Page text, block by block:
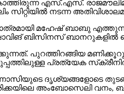
എസ്.എസ്.
സിറ്റിയില്‍ നടന്ന
മഹേഷ് ബാബു
ബിസിനസ് ബാനറുകളില്‍
പുറത്തിറങ്ങിയ
പ്രത്യേക
ദൃശ്യങ്ങളോടെ
അംബോസെലി വനം,